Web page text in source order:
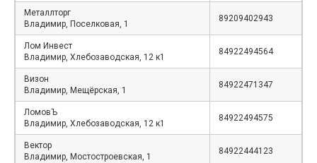
Металлторг
Владимир, Поселковая, 1
89209402943
Лом Инвест
Владимир, Хлебозаводская, 12 к1
84922494564
Визон
Владимир, Мещёрская, 1
84922471347
ЛомовЪ
Владимир, Хлебозаводская, 12 к1
84922494575
Вектор
Владимир, Мостостроевская, 1
84922444123